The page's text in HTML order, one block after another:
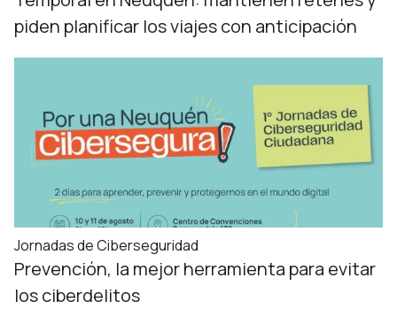
piden planificar los viajes con anticipación
Jornadas de Ciberseguridad
Prevención, la mejor herramienta para evitar
los ciberdelitos